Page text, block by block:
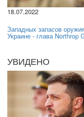
18.07.2022
Западных запасов
Украине - глава Northrop
УВИДЕНО